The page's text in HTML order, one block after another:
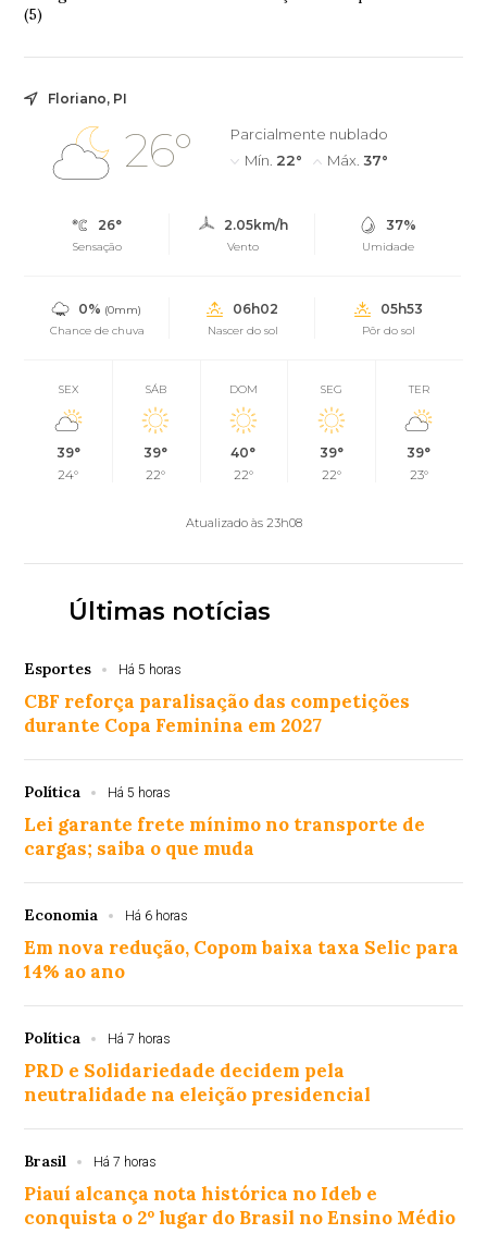
(5)
Floriano, PI
26°
Parcialmente nublado
Mín. 22° Máx. 37°
26°
Sensação
2.05km/h
Vento
37%
Umidade
0% (0mm)
Chance de chuva
06h02
Nascer do sol
05h53
Pôr do sol
SEX
39°
24°
SÁB
39°
22°
DOM
40°
22°
SEG
39°
22°
TER
39°
23°
Atualizado às 23h08
Últimas notícias
Esportes Há 5 horas
CBF reforça paralisação das competições
durante Copa Feminina em 2027
Política Há 5 horas
Lei garante frete mínimo no transporte de
cargas; saiba o que muda
Economia Há 6 horas
Em nova redução, Copom baixa taxa Selic para
14% ao ano
Política Há 7 horas
PRD e Solidariedade decidem pela
neutralidade na eleição presidencial
Brasil Há 7 horas
Piauí alcança nota histórica no Ideb e
conquista o 2º lugar do Brasil no Ensino Médio